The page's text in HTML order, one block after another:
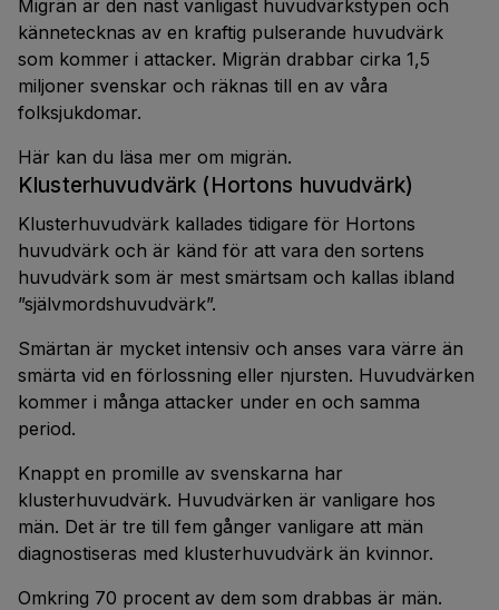
Migrän är den näst vanligast huvudvärkstypen och
kännetecknas av en kraftig pulserande huvudvärk
som kommer i attacker. Migrän drabbar cirka 1,5
miljoner svenskar och räknas till en av våra
folksjukdomar.
Här kan du läsa mer om migrän.
Klusterhuvudvärk (Hortons huvudvärk)
Klusterhuvudvärk kallades tidigare för Hortons
huvudvärk och är känd för att vara den sortens
huvudvärk som är mest smärtsam och kallas ibland
”självmordshuvudvärk”.
Smärtan är mycket intensiv och anses vara värre än
smärta vid en förlossning eller njursten. Huvudvärken
kommer i många attacker under en och samma
period.
Knappt en promille av svenskarna har
klusterhuvudvärk. Huvudvärken är vanligare hos
män. Det är tre till fem gånger vanligare att män
diagnostiseras med klusterhuvudvärk än kvinnor.
Omkring 70 procent av dem som drabbas är män.